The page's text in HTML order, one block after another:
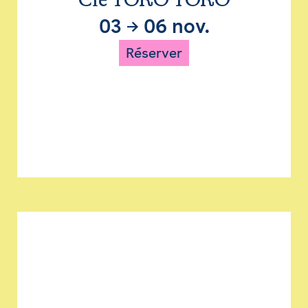
03 → 06 nov.
Réserver